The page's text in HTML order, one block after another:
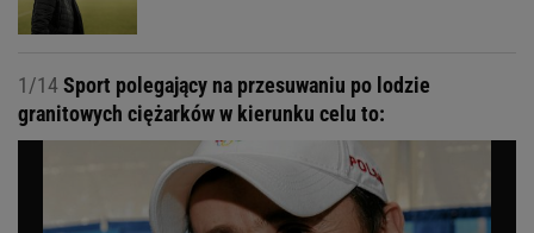
1/14Sport polegający na przesuwaniu po lodzie
granitowych ciężarków w kierunku celu to: